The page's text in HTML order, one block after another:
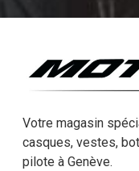
Votre magasin
casques, vestes,
pilote à Genève.